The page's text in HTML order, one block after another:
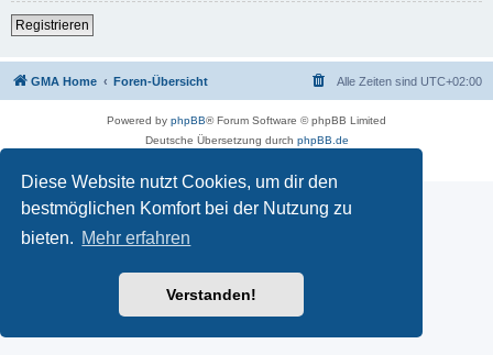
Diese Website nutzt Cookies, um dir den
bestmöglichen Komfort bei der Nutzung zu
bieten. Mehr erfahren
Verstanden!
Registrieren
GMA Home Foren-Übersicht Alle Zeiten sind UTC+02:00
Powered by phpBB® Forum Software © phpBB Limited
Deutsche Übersetzung durch phpBB.de